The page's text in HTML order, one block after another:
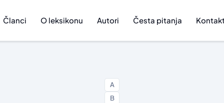
Članci O leksikonu Autori Česta pitanja
A
B